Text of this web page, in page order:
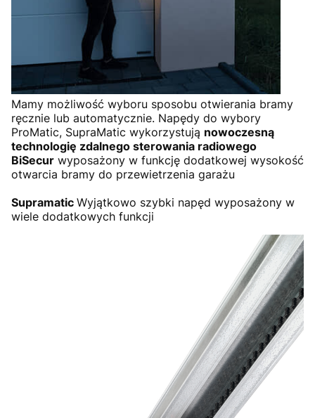
Mamy możliwość wyboru sposobu otwierania bramy
ręcznie lub automatycznie. Napędy do wybory
ProMatic, SupraMatic wykorzystują nowoczesną
technologię zdalnego sterowania radiowego
BiSecur wyposażony w funkcję dodatkowej wysokość
otwarcia bramy do przewietrzenia garażu
Supramatic Wyjątkowo szybki napęd wyposażony w
wiele dodatkowych funkcji